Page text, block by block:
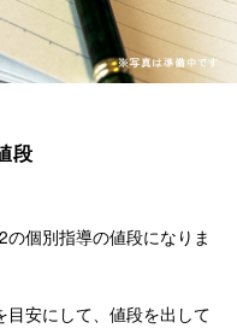
段
個別指導の値段になりま
安にして、値段を出して